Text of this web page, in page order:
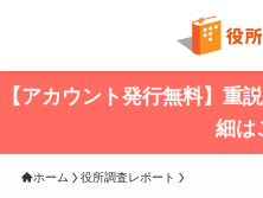
【アカウント発行無料】重
細は
ホーム 役所調査レポート